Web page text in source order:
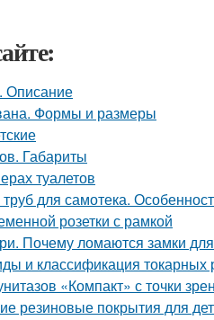
Описание
Формы и размеры
Габариты
туалетов
для самотека.
розетки с рамкой
Почему ломаются замки
и классификация токарных
«Компакт» с точки
резиновые покрытия для